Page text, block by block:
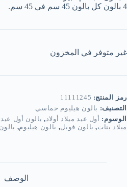
4 بالون كل بالون 45 سم في 45 سم.
غير متوفر في المخزون
رمز المنتج: 11111245
التصنيف: بالون هيليوم خماسي
الوسوم: أول عيد ميلاد أولاد , بالون أول عيد
ميلاد بنات, بالون فويل, بالون هيليوم,
الوصف